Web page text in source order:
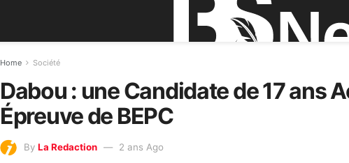
Home Société
Dabou : une Candidate de 17 ans
Épreuve de BEPC
By La Redaction 2 ans Ago